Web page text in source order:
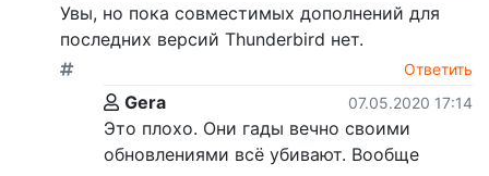
Увы, но пока совместимых дополнений для
последних версий Thunderbird нет.
Ответить
Gera 07.05.2020 17:14
Это плохо. Они гады вечно своими
обновлениями всё убивают. Вообще